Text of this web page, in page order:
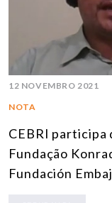
12 NOVEMBRO 2021
NOTA
CEBRI participa
Fundação
Fundación